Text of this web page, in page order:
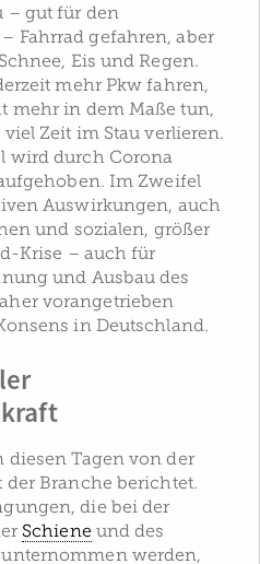
– gut für den
Fahrrad gefahren, aber
Eis und Regen.
mehr Pkw fahren,
mehr in dem Maße tun,
Zeit im Stau verlieren.
wird durch Corona
Im Zweifel
Auswirkungen, auch
und sozialen, größer
Krise – auch für
und Ausbau des
vorangetrieben
in Deutschland.
Tagen von der
Branche berichtet.
die bei der
Schiene und des
werden,